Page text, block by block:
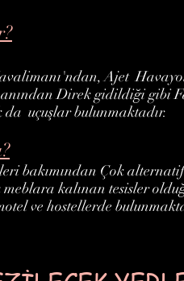
Ajet
Direk gidildiği gibi
uçuşlar bulunmaktadır.
bakımından Çok
kalınan tesisler
ve hostellerde